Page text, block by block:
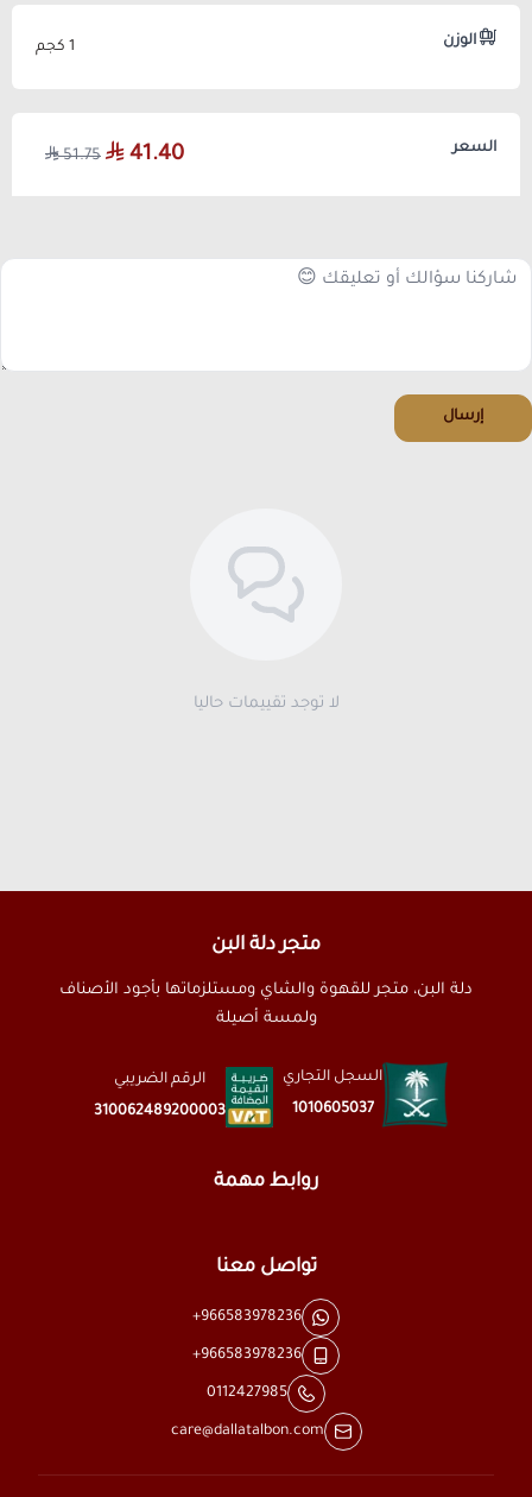
الوزن 1 كجم
السعر 41.40
51.75
إرسال
لا توجد تقييمات حاليا
متجر دلة البن
دلة البن، متجر للقهوة والشاي ومستلزماتها بأجود الأصناف
ولمسة أصيلة
السجل التجاري
1010605037
الرقم الضريبي
310062489200003
روابط مهمة
تواصل معنا
+966583978236
+966583978236
0112427985
care@dallatalbon.com